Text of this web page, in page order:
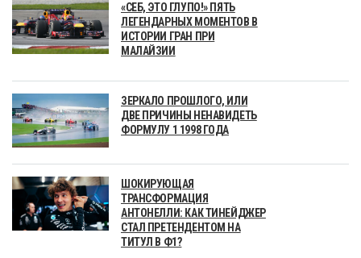
«СЕБ, ЭТО ГЛУПО!» ПЯТЬ
ЛЕГЕНДАРНЫХ МОМЕНТОВ В
ИСТОРИИ ГРАН ПРИ
МАЛАЙЗИИ
ЗЕРКАЛО ПРОШЛОГО, ИЛИ
ДВЕ ПРИЧИНЫ НЕНАВИДЕТЬ
ФОРМУЛУ 1 1998 ГОДА
ШОКИРУЮЩАЯ
ТРАНСФОРМАЦИЯ
АНТОНЕЛЛИ: КАК ТИНЕЙДЖЕР
СТАЛ ПРЕТЕНДЕНТОМ НА
ТИТУЛ В Ф1?